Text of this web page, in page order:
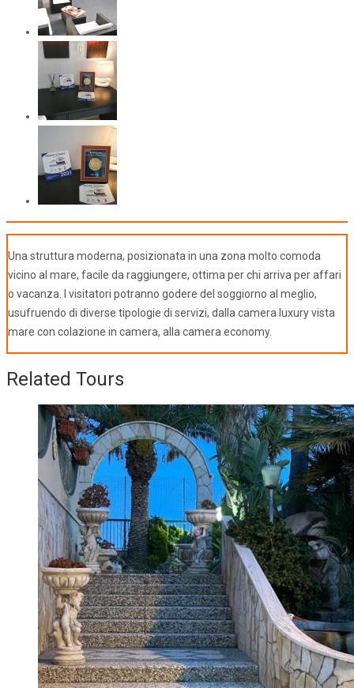
Una struttura moderna, posizionata in una zona molto comoda
vicino al mare, facile da raggiungere, ottima per chi arriva per affari
o vacanza. I visitatori potranno godere del soggiorno al meglio,
usufruendo di diverse tipologie di servizi, dalla camera luxury vista
mare con colazione in camera, alla camera economy.
Related Tours